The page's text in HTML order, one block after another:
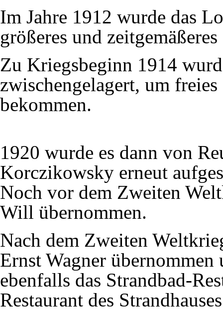
Im Jahre 1912 wurde das
größeres und zeitgemäßeres
Zu Kriegsbeginn 1914
zwischengelagert, um
bekommen.
1920 wurde es dann von
Korczikowsky erneut
Noch vor dem Zweiten
Will übernommen.
Nach dem Zweiten
Ernst Wagner
ebenfalls das Strandbad-
Restaurant des